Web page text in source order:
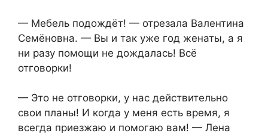
— Мебель подождёт! — отрезала Валентина
Семёновна. — Вы и так уже год женаты, а я
ни разу помощи не дождалась! Всё
отговорки!
— Это не отговорки, у нас действительно
свои планы! И когда у меня есть время, я
всегда приезжаю и помогаю вам! — Лена